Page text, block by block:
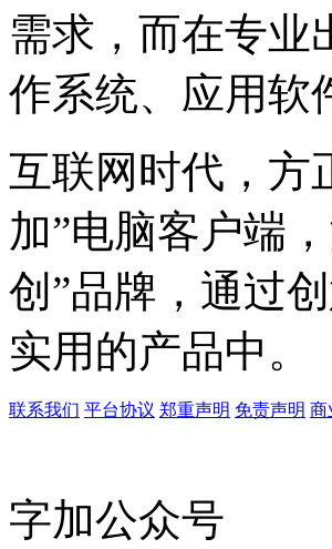
需求，而在专业
作系统、应用软
互联网时代，方
加”电脑客户端
创”品牌，通过
实用的产品中。
联系我们 平台协议 郑重声明 免责声明 商
字加公众号